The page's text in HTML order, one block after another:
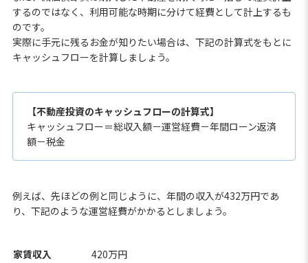
するのではなく、利用可能な時期に分けて経費として計上するも
のです。
実際に手元に残るお金が知りたい場合は、下記の計算式をもとに
キャッシュフローを計算しましょう。
【不動産投資のキャッシュフローの計算式】
キャッシュフロー＝総収入額－運営経費－年間ローン返済
額－税金
例えば、先ほどの例と同じように、年間の収入が432万円であ
り、下記のような運営経費がかかるとしましょう。
家賃収入
420万円